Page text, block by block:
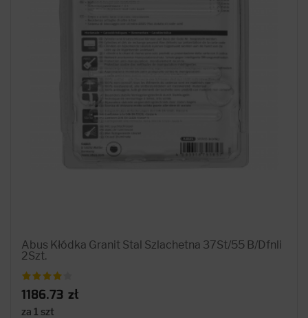
Abus Kłódka Granit Stal Szlachetna 37St/55 B/Dfnli
2Szt.
1186.73 zł
za 1 szt